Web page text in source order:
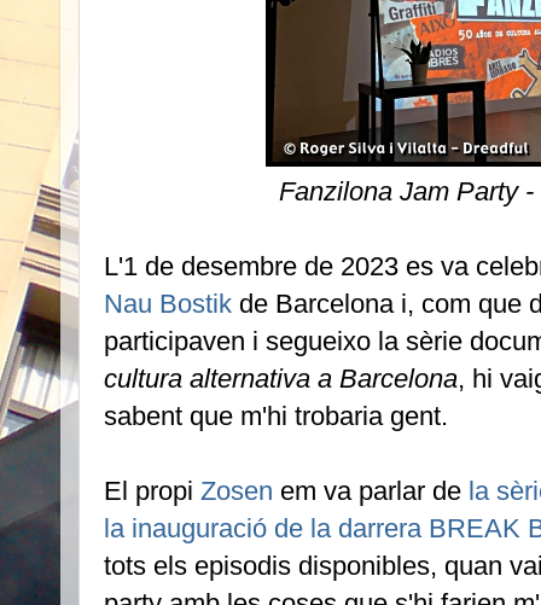
Fanzilona Jam Party
L'1 de desembre de 2023 es va
Nau Bostik de Barcelona i, com que
participaven i segueixo la sèrie
cultura alternativa a Barcelona, hi
sabent que m'hi trobaria gent.
El propi Zosen em va parlar de la
la inauguració de la darrera BREAK
tots els episodis disponibles, quan